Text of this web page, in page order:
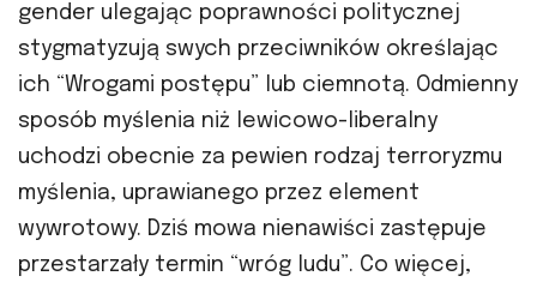
gender ulegając poprawności politycznej
stygmatyzują swych przeciwników określając
ich “Wrogami postępu” lub ciemnotą. Odmienny
sposób myślenia niż lewicowo-liberalny
uchodzi obecnie za pewien rodzaj terroryzmu
myślenia, uprawianego przez element
wywrotowy. Dziś mowa nienawiści zastępuje
przestarzały termin “wróg ludu”. Co więcej,